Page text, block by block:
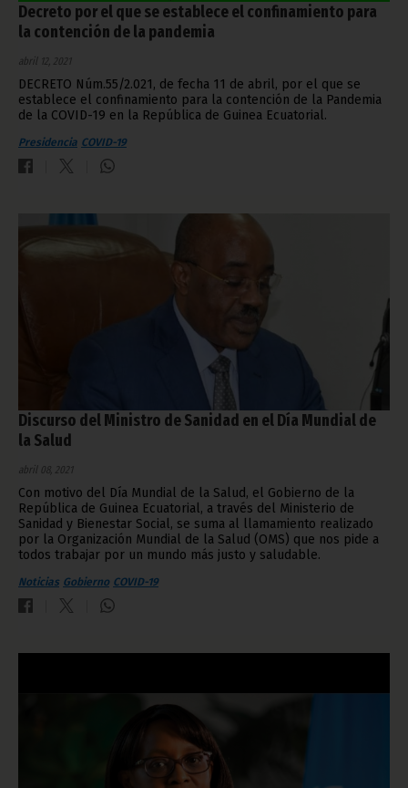
Decreto por el que se establece el confinamiento para
la contención de la pandemia
abril 12, 2021
DECRETO Núm.55/2.021, de fecha 11 de abril, por el que se
establece el confinamiento para la contención de la Pandemia
de la COVID-19 en la República de Guinea Ecuatorial.
Presidencia COVID-19
Discurso del Ministro de Sanidad en el Día Mundial de
la Salud
abril 08, 2021
Con motivo del Día Mundial de la Salud, el Gobierno de la
República de Guinea Ecuatorial, a través del Ministerio de
Sanidad y Bienestar Social, se suma al llamamiento realizado
por la Organización Mundial de la Salud (OMS) que nos pide a
todos trabajar por un mundo más justo y saludable.
Noticias Gobierno COVID-19